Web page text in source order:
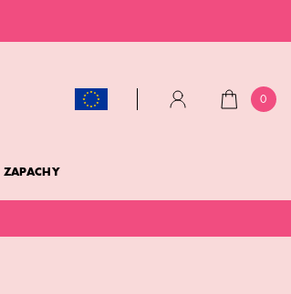
KOSZYK
0
ZAPACHY